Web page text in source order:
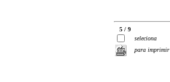
5 / 9
seleciona
para imprimir